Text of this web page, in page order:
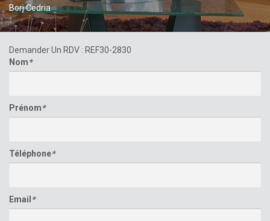
Borj Cedria
Demander Un RDV : REF30-2830
Nom*
Prénom*
Téléphone*
Email *